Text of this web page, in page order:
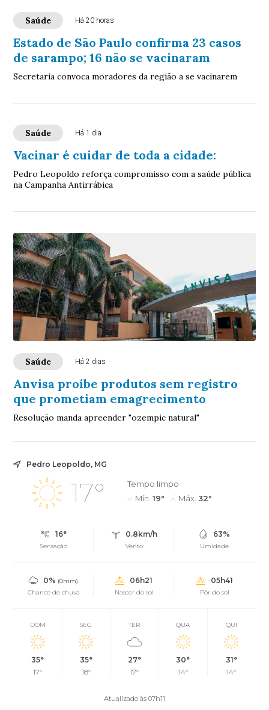
Saúde Há 20 horas
Estado de São Paulo confirma 23 casos
de sarampo; 16 não se vacinaram
Secretaria convoca moradores da região a se vacinarem
Saúde Há 1 dia
Vacinar é cuidar de toda a cidade:
Pedro Leopoldo reforça compromisso com a saúde pública
na Campanha Antirrábica
Saúde Há 2 dias
Anvisa proíbe produtos sem registro
que prometiam emagrecimento
Resolução manda apreender "ozempic natural"
Pedro Leopoldo, MG
17°
Tempo limpo
Mín. 19° Máx. 32°
16°
Sensação
0.8km/h
Vento
63%
Umidade
0% (0mm)
Chance de chuva
06h21
Nascer do sol
05h41
Pôr do sol
DOM
35°
17°
SEG
35°
18°
TER
27°
17°
QUA
30°
14°
QUI
31°
14°
Atualizado às 07h11